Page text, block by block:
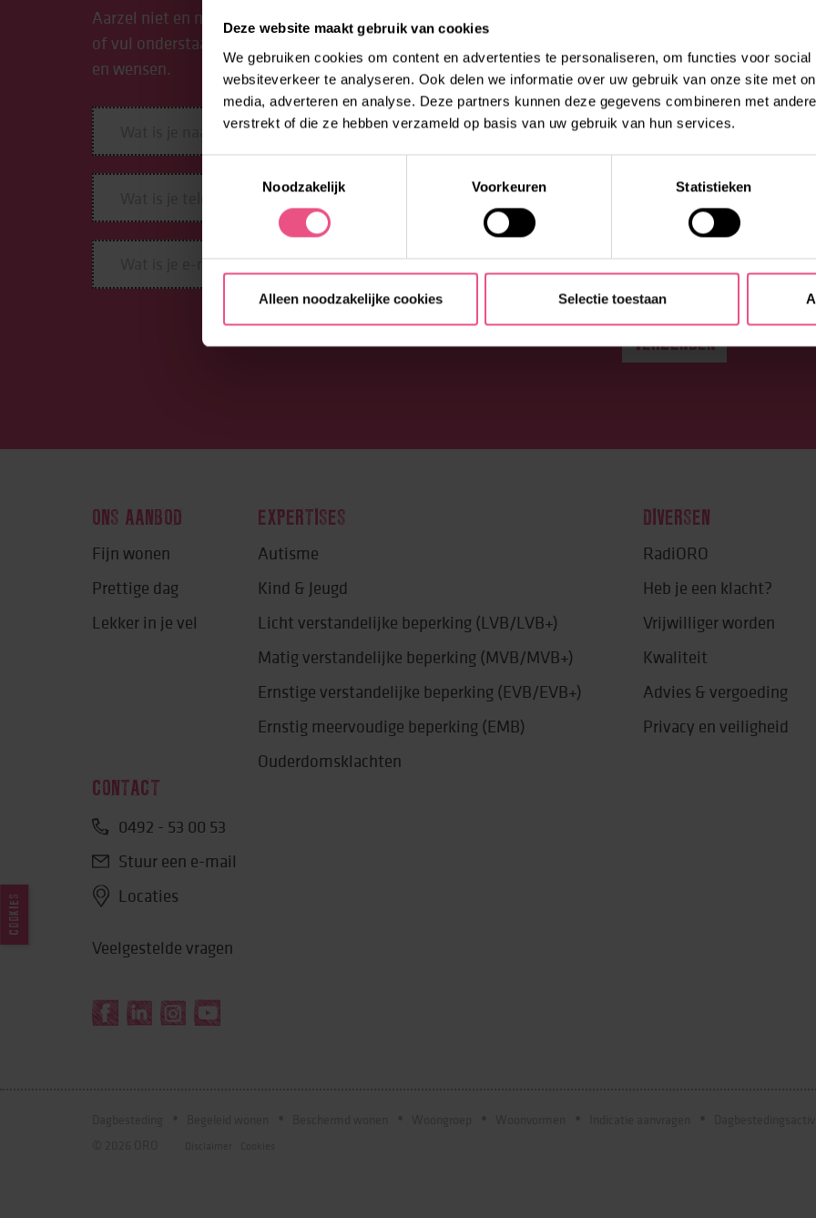
Deze website maakt gebruik van cookies
We gebruiken cookies om content en advertenties te personaliseren, om functies voor
websiteverkeer te analyseren. Ook delen we informatie over uw gebruik van onze site met
media, adverteren en analyse. Deze partners kunnen deze gegevens combineren met
verstrekt of die ze hebben verzameld op basis van uw gebruik van hun services.
Noodzakelijk
Voorkeuren Statistieken
Alleen noodzakelijke cookies Selectie toestaan
Aarzel niet en neem contact op met Lore. Bel: 088 – 0026300 (optie 1)
of vul onderstaand formulier in. We begeleiden je graag bij jouw vragen
en wensen.
ONS AANBOD
Fijn wonen
Prettige dag
Lekker in je vel
EXPERTISES
Autisme
Kind & Jeugd
Licht verstandelijke beperking (LVB/LVB+)
Matig verstandelijke beperking (MVB/MVB+)
Ernstige verstandelijke beperking (EVB/EVB+)
Ernstig meervoudige beperking (EMB)
Ouderdomsklachten
DIVERSEN
RadiORO
Heb je een klacht?
Vrijwilliger worden
Kwaliteit
Advies & vergoeding
Privacy en veiligheid
CONTACT
0492 - 53 00 53
Stuur een e-mail
Locaties
Veelgestelde vragen
COOKIES